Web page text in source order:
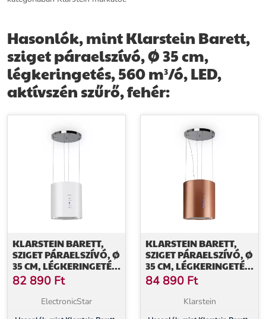
konyhatérben. Legyen szó új konyhaépítésről, felújításról, igényes
otthoni konyháról vagy nyitott éttermi konyhakialakításról – ez az
elszívó meggyőző választás. A Klarstein Barett röviden: 560 m³/h
elszívási teljesítmény, három fokozat, elszívó és körlevegős
üzemmód, mosogatógépben mosható zsírszűrő, LED főzőfelület-
megvilágítás, rozsdamentes acél ház – teljesítmény és konyhai
design egyben. Rendelje meg a Klarstein Barett-et, és tegye
főzőszigetét konyhája igazi középpontjává.
További információk>>
Hasonlók, mint Klarstein Barett,
sziget páraelszívó, Ø 35 cm,
légkeringetés, 560 m³/ó, LED,
aktívszén szűrő, fehér:
KLARSTEIN BARETT,
SZIGET PÁRAELSZÍVÓ, Ø
35 CM, LÉGKERINGETÉS,
560 M³/Ó, LED,
AKTÍVSZÉN SZŰRŐ,
FEHÉR
82 890 Ft
ElectronicStar
KLARSTEIN BARETT,
SZIGET PÁRAELSZÍVÓ, Ø
35 CM, LÉGKERINGETÉS,
590 M³/Ó, LED,
AKTÍVSZÉN SZŰRŐ, RÉZ
84 890 Ft
Klarstein